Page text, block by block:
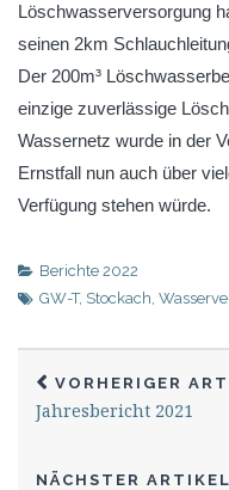
Löschwasserversorgung
seinen 2km
Der 200m³
einzige zuverlässige
Wassernetz wurde in der
Ernstfall nun auch über
Verfügung stehen würde.
Berichte 2022
GW-T, Stockach,
VORHERIGER
Jahresbericht 2021
NÄCHSTER ARTIKEL